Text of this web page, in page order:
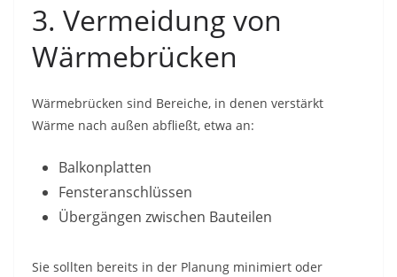
3. Vermeidung von
Wärmebrücken
Wärmebrücken sind Bereiche, in denen verstärkt
Wärme nach außen abfließt, etwa an:
Balkonplatten
Fensteranschlüssen
Übergängen zwischen Bauteilen
Sie sollten bereits in der Planung minimiert oder